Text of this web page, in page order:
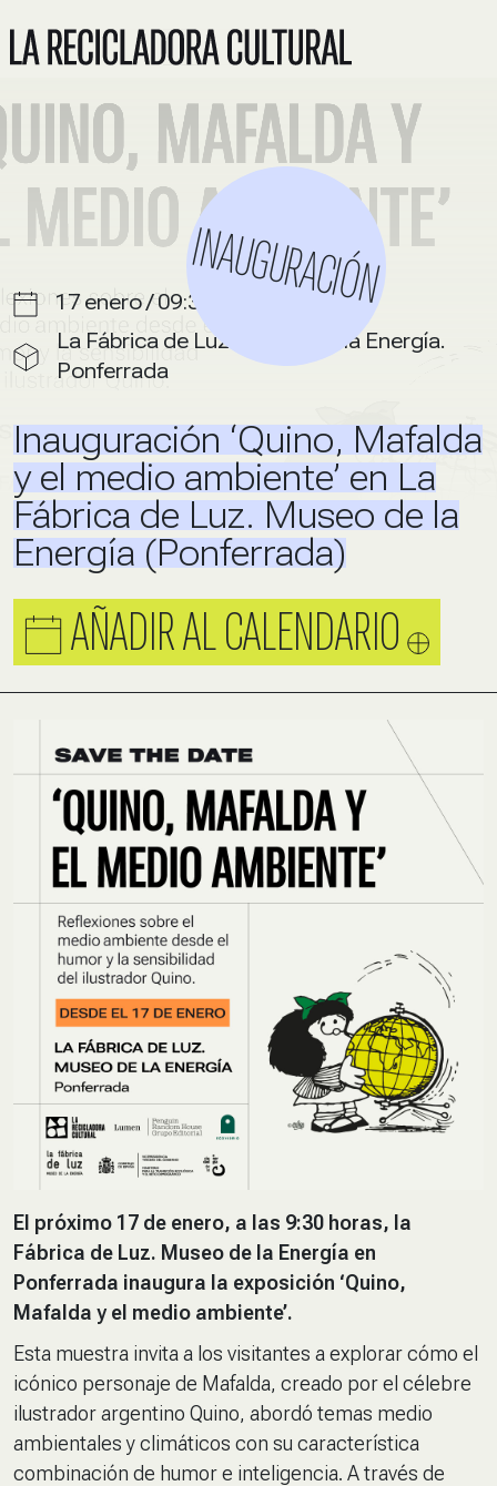
INAUGURACIÓN
17 enero / 09:30 h
La Fábrica de Luz. Museo de la Energía.
Ponferrada
Inauguración ‘Quino, Mafalda
y el medio ambiente’ en La
Fábrica de Luz. Museo de la
Energía (Ponferrada)
AÑADIR AL CALENDARIO
El próximo 17 de enero, a las 9:30 horas, la
Fábrica de Luz. Museo de la Energía en
Ponferrada inaugura la exposición ‘Quino,
Mafalda y el medio ambiente’.
Esta muestra invita a los visitantes a explorar cómo el
icónico personaje de Mafalda, creado por el célebre
ilustrador argentino Quino, abordó temas medio
ambientales y climáticos con su característica
combinación de humor e inteligencia. A través de